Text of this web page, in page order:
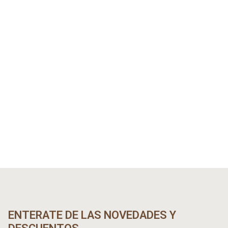
ENTERATE DE LAS NOVEDADES Y